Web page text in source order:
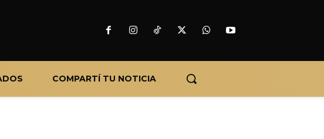
COMPARTÍ TU NOTICIA